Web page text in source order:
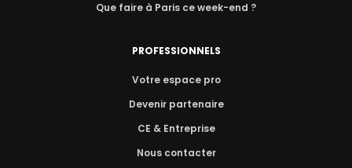
Que faire à Paris ce week-end ?
PROFESSIONNELS
Votre espace pro
Devenir partenaire
CE & Entreprise
Nous contacter